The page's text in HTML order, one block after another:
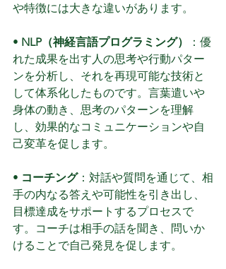
や特徴には大きな違いがあります。
• NLP（神経言語プログラミング）
：優
れた成果を出す人の思考や行動パター
ンを分析し、それを再現可能な技術と
して体系化したものです。言葉遣いや
身体の動き、思考のパターンを理解
し、効果的なコミュニケーションや自
己変革を促します。
• コーチング：対話や質問を通じて、相
手の内なる答えや可能性を引き出し、
目標達成をサポートするプロセスで
す。コーチは相手の話を聞き、問いか
けることで自己発見を促します。